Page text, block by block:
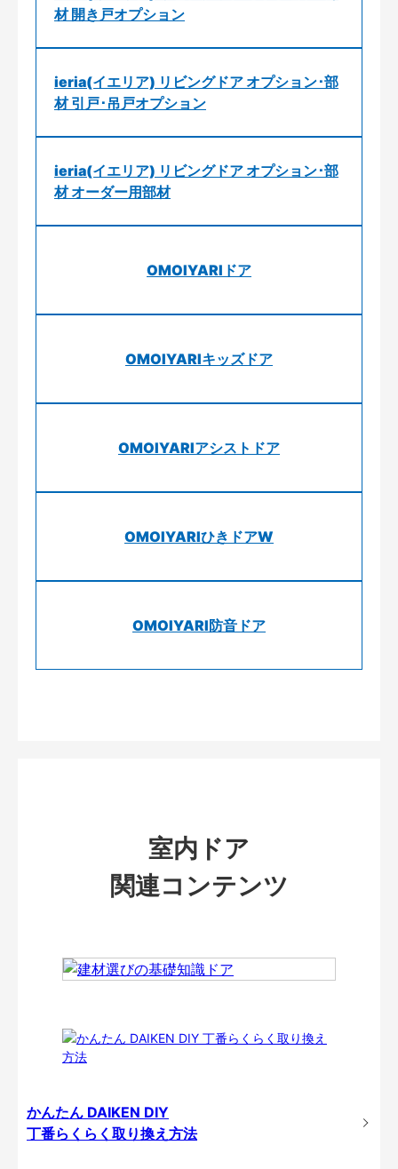
材 開き戸オプション
ieria(イエリア) リビングドア オプション･部
材 引戸･吊戸オプション
ieria(イエリア) リビングドア オプション･部
材 オーダー用部材
OMOIYARIドア
OMOIYARIキッズドア
OMOIYARIアシストドア
OMOIYARIひきドアW
OMOIYARI防音ドア
室内ドア
関連コンテンツ
かんたん DAIKEN DIY
丁番らくらく取り換え方法